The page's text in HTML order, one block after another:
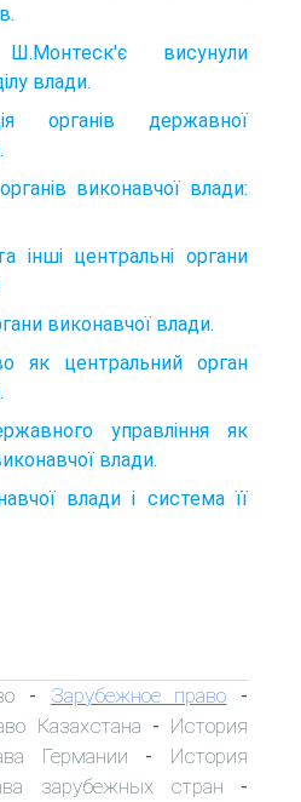
висунули
влади.
органів державної
виконавчої влади:
інші центральні органи
виконавчої влади.
як центральний орган
управління як
влади.
влади і система її
- Зарубежное право -
Казахстана - История
Германии - История
зарубежных стран -